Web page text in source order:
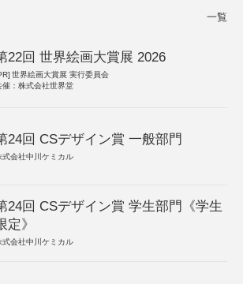
一覧
22回 世界絵画大賞展 2026
世界絵画大賞展 実行委員会
催：株式会社世界堂
24回 CSデザイン賞 一般部門
式会社中川ケミカル
24回 CSデザイン賞 学生部門《学生
定》
式会社中川ケミカル